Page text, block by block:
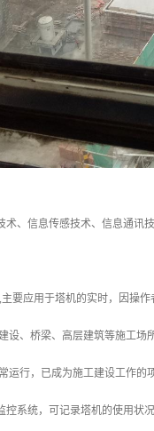
、信息传感技术、信息通讯
要应用于塔机的实时，因操
设、桥梁、高层建筑等施工
行，已成为施工建设工作的
系统，可记录塔机的使用